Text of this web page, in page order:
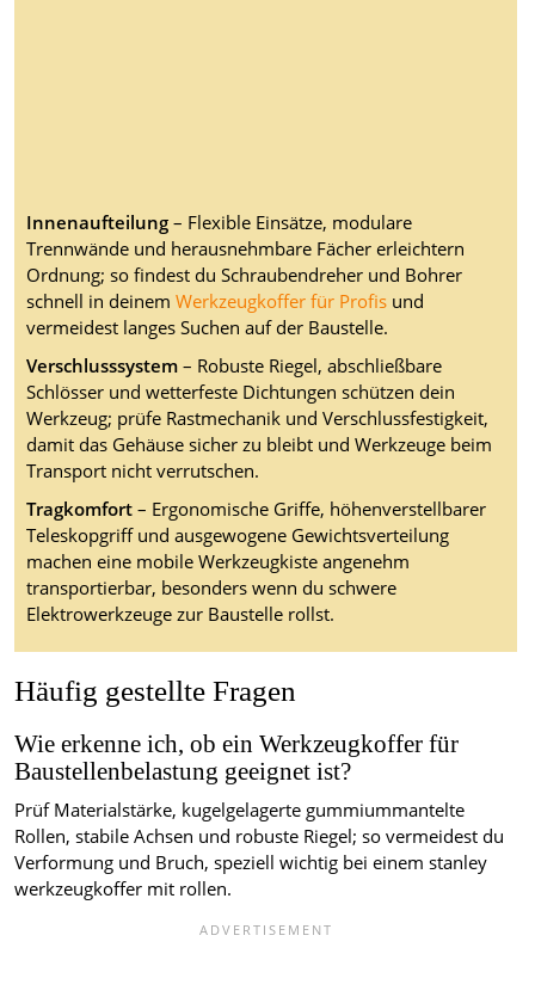
Innenaufteilung– Flexible Einsätze, modulare
Trennwände und herausnehmbare Fächer erleichtern
Ordnung; so findest du Schraubendreher und Bohrer
schnell in deinem Werkzeugkoffer für Profis und
vermeidest langes Suchen auf der Baustelle.
Verschlusssystem– Robuste Riegel, abschließbare
Schlösser und wetterfeste Dichtungen schützen dein
Werkzeug; prüfe Rastmechanik und Verschlussfestigkeit,
damit das Gehäuse sicher zu bleibt und Werkzeuge beim
Transport nicht verrutschen.
Tragkomfort– Ergonomische Griffe, höhenverstellbarer
Teleskopgriff und ausgewogene Gewichtsverteilung
machen eine mobile Werkzeugkiste angenehm
transportierbar, besonders wenn du schwere
Elektrowerkzeuge zur Baustelle rollst.
Häufig gestellte Fragen
Wie erkenne ich, ob ein Werkzeugkoffer für
Baustellenbelastung geeignet ist?
Prüf Materialstärke, kugelgelagerte gummiummantelte
Rollen, stabile Achsen und robuste Riegel; so vermeidest du
Verformung und Bruch, speziell wichtig bei einem stanley
werkzeugkoffer mit rollen.